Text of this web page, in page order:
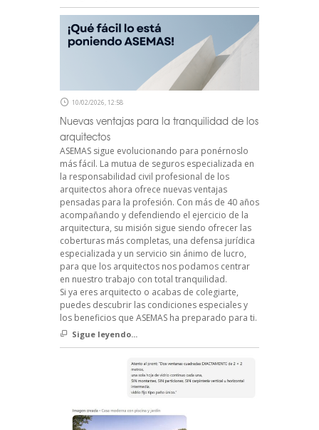
10/02/2026, 12:58
Nuevas ventajas para la tranquilidad de los
arquitectos
ASEMAS sigue evolucionando para ponérnoslo
más fácil. La mutua de seguros especializada en
la responsabilidad civil profesional de los
arquitectos ahora ofrece nuevas ventajas
pensadas para la profesión. Con más de 40 años
acompañando y defendiendo el ejercicio de la
arquitectura, su misión sigue siendo ofrecer las
coberturas más completas, una defensa jurídica
especializada y un servicio sin ánimo de lucro,
para que los arquitectos nos podamos centrar
en nuestro trabajo con total tranquilidad.
Si ya eres arquitecto o acabas de colegiarte,
puedes descubrir las condiciones especiales y
los beneficios que ASEMAS ha preparado para ti.
Sigue leyendo...